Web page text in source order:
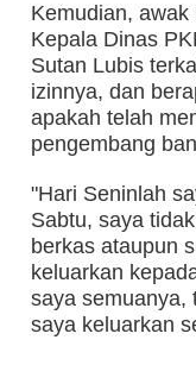
Kemudian,
Kepala Dinas
Sutan Lubis
izinnya, dan
apakah telah
pengembang
"Hari Seninlah
Sabtu, saya
berkas ataupun
keluarkan
saya semuanya,
saya keluarkan